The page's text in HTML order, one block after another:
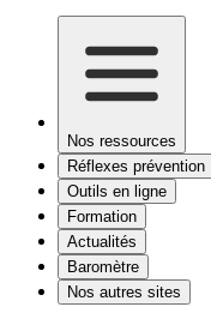
Nos ressources
Réflexes prévention
Outils en ligne
Formation
Actualités
Baromètre
Nos autres sites